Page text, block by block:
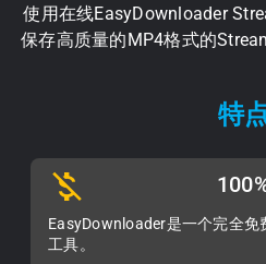
使用在线EasyDownloader
保存高质量的MP4格式的
特
EasyDownloader是一个完全免
工具。